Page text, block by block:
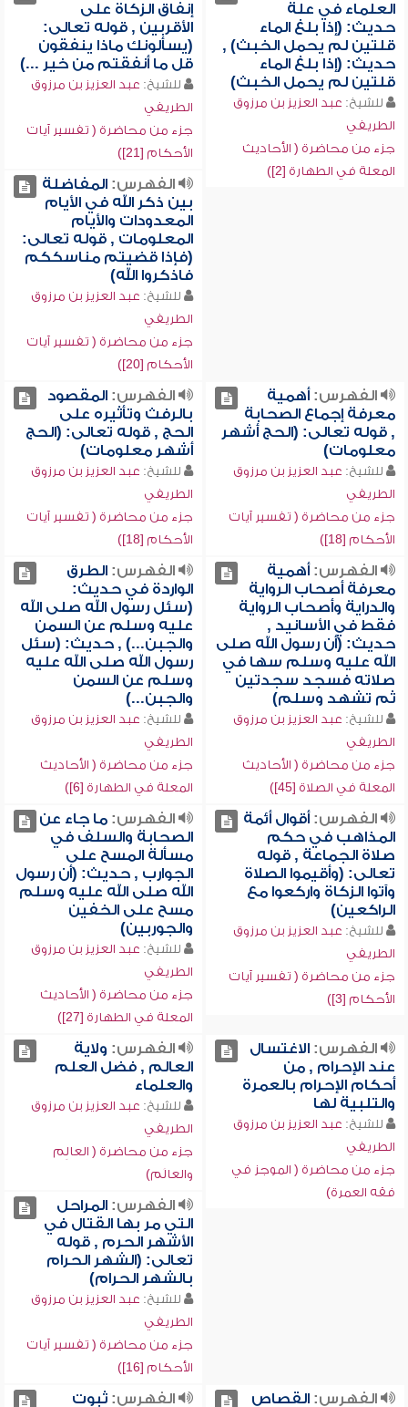
العلماء في علة
حديث: (إذا بلغ الماء
قلتين لم يحمل الخبث) ,
حديث: (إذا بلغ الماء
قلتين لم يحمل الخبث)
للشيخ: عبد العزيز بن مرزوق
الطريفي
جزء من محاضرة ( الأحاديث
المعلة في الطهارة [2])
إنفاق الزكاة على
الأقربين , قوله تعالى:
(يسألونك ماذا ينفقون
قل ما أنفقتم من خير ...)
للشيخ: عبد العزيز بن مرزوق
الطريفي
جزء من محاضرة ( تفسير آيات
الأحكام [21])
الفهرس:المفاضلة
بين ذكر الله في الأيام
المعدودات والأيام
المعلومات , قوله تعالى:
(فإذا قضيتم مناسككم
فاذكروا الله)
للشيخ: عبد العزيز بن مرزوق
الطريفي
جزء من محاضرة ( تفسير آيات
الأحكام [20])
الفهرس:أهمية
معرفة إجماع الصحابة
, قوله تعالى: (الحج أشهر
معلومات)
للشيخ: عبد العزيز بن مرزوق
الطريفي
جزء من محاضرة ( تفسير آيات
الأحكام [18])
الفهرس:المقصود
بالرفث وتأثيره على
الحج , قوله تعالى: (الحج
أشهر معلومات)
للشيخ: عبد العزيز بن مرزوق
الطريفي
جزء من محاضرة ( تفسير آيات
الأحكام [18])
الفهرس:أهمية
معرفة أصحاب الرواية
والدراية وأصحاب الرواية
فقط في الأسانيد ,
حديث: (أن رسول الله صلى
الله عليه وسلم سها في
صلاته فسجد سجدتين
ثم تشهد وسلم)
للشيخ: عبد العزيز بن مرزوق
الطريفي
جزء من محاضرة ( الأحاديث
المعلة في الصلاة [45])
الفهرس:الطرق
الواردة في حديث:
(سئل رسول الله صلى الله
عليه وسلم عن السمن
والجبن...) , حديث: (سئل
رسول الله صلى الله عليه
وسلم عن السمن
والجبن...)
للشيخ: عبد العزيز بن مرزوق
الطريفي
جزء من محاضرة ( الأحاديث
المعلة في الطهارة [6])
الفهرس:أقوال أئمة
المذاهب في حكم
صلاة الجماعة , قوله
تعالى: (وأقيموا الصلاة
وآتوا الزكاة واركعوا مع
الراكعين)
للشيخ: عبد العزيز بن مرزوق
الطريفي
جزء من محاضرة ( تفسير آيات
الأحكام [3])
الفهرس:ما جاء عن
الصحابة والسلف في
مسألة المسح على
الجوارب , حديث: (أن رسول
الله صلى الله عليه وسلم
مسح على الخفين
والجوربين)
للشيخ: عبد العزيز بن مرزوق
الطريفي
جزء من محاضرة ( الأحاديث
المعلة في الطهارة [27])
الفهرس:الاغتسال
عند الإحرام , من
أحكام الإحرام بالعمرة
والتلبية لها
للشيخ: عبد العزيز بن مرزوق
الطريفي
جزء من محاضرة ( الموجز في
فقه العمرة)
الفهرس: ولاية
العالم , فضل العلم
والعلماء
للشيخ: عبد العزيز بن مرزوق
الطريفي
جزء من محاضرة ( العالِم
والعالَم)
الفهرس:المراحل
التي مر بها القتال في
الأشهر الحرم , قوله
تعالى: (الشهر الحرام
بالشهر الحرام)
للشيخ: عبد العزيز بن مرزوق
الطريفي
جزء من محاضرة ( تفسير آيات
الأحكام [16])
الفهرس:القصاص الفهرس:ثبوت